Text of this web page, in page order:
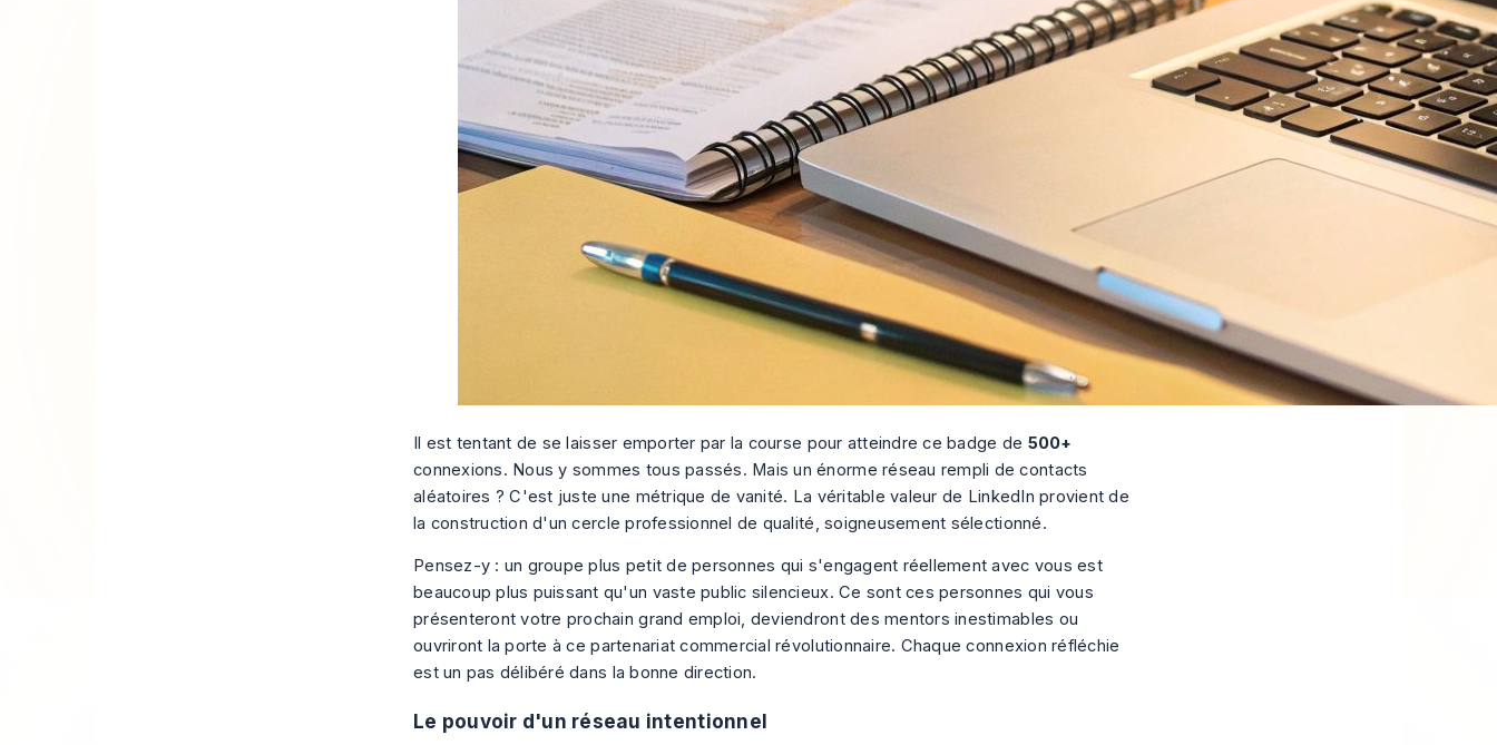
Il est tentant de se laisser emporter par la course pour atteindre ce badge de 500+
connexions. Nous y sommes tous passés. Mais un énorme réseau rempli de contacts
aléatoires ? C'est juste une métrique de vanité. La véritable valeur de LinkedIn provient de
la construction d'un cercle professionnel de qualité, soigneusement sélectionné.
Pensez-y : un groupe plus petit de personnes qui s'engagent réellement avec vous est
beaucoup plus puissant qu'un vaste public silencieux. Ce sont ces personnes qui vous
présenteront votre prochain grand emploi, deviendront des mentors inestimables ou
ouvriront la porte à ce partenariat commercial révolutionnaire. Chaque connexion réfléchie
est un pas délibéré dans la bonne direction.
Le pouvoir d'un réseau intentionnel